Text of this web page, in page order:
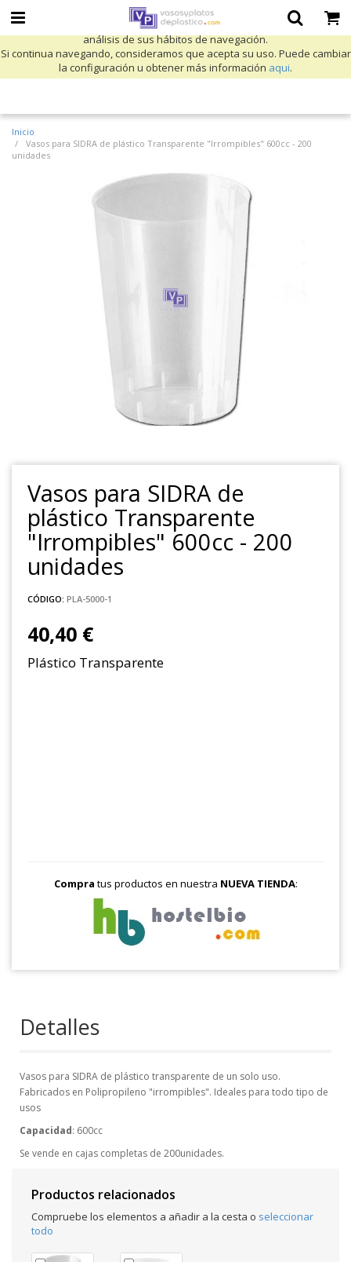
Utilizamos cookies propias y de terceros para mejorar nuestros servicios
y mostrarle publicidad relacionada con sus preferencias mediante el
análisis de sus hábitos de navegación.
Si continua navegando, consideramos que acepta su uso. Puede cambiar
la configuración u obtener más información aqui.
Inicio
Vasos para SIDRA de plástico Transparente "Irrompibles" 600cc - 200
unidades
Vasos para SIDRA de
plástico Transparente
"Irrompibles" 600cc - 200
unidades
CÓDIGO: PLA-5000-1
40,40 €
Plástico Transparente
Compra tus productos en nuestra NUEVA TIENDA:
Detalles
Vasos para SIDRA de plástico transparente de un solo uso.
Fabricados en Polipropileno "irrompibles". Ideales para todo tipo de
usos
Capacidad: 600cc
Se vende en cajas completas de 200unidades.
Productos relacionados
Compruebe los elementos a añadir a la cesta o seleccionar
todo